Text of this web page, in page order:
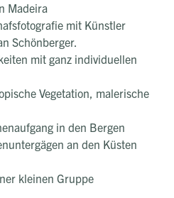
Madeira
mit Künstler
Schönberger.
mit ganz individuellen
Vegetation, malerische
in den Bergen
an den Küsten
kleinen Gruppe